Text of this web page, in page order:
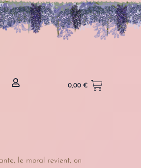
0,00€
le moral revient, on